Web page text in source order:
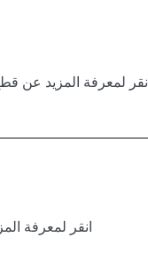
انقر لمعرفة المزيد عن
انقر لمعرفة